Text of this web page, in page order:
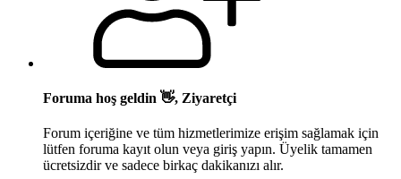
Foruma hoş geldin 👋, Ziyaretçi
Forum içeriğine ve tüm hizmetlerimize erişim sağlamak için
lütfen foruma kayıt olun veya giriş yapın. Üyelik tamamen
ücretsizdir ve sadece birkaç dakikanızı alır.